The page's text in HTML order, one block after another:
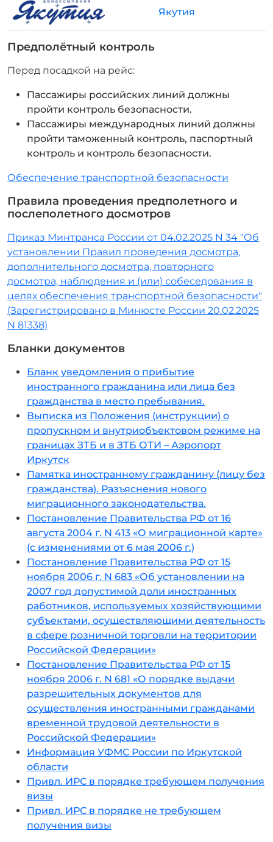
Якутия
Предполётный контроль
Перед посадкой на рейс:
Пассажиры российских линий должны
пройти контроль безопасности.
Пассажиры международных линий должны
пройти таможенный контроль, паспортный
контроль и контроль безопасности.
Обеспечение транспортной безопасности
Правилa проведения предполетного и
послеполетного досмотров
Приказ Минтранса России от 04.02.2025 N 34 "Об
установлении Правил проведения досмотра,
дополнительного досмотра, повторного
досмотра, наблюдения и (или) собеседования в
целях обеспечения транспортной безопасности"
(Зарегистрировано в Минюсте России 20.02.2025
N 81338)
Бланки документов
Бланк уведомления о прибытие
иностранного гражданина или лица без
гражданства в место пребывания.
Выписка из Положения (инструкции) о
пропускном и внутриобъектовом режиме на
границах ЗТБ и в ЗТБ ОТИ – Аэропорт
Иркутск
Памятка иностранному гражданину (лицу без
гражданства). Разъяснения нового
миграционного законодательства.
Постановление Правительства РФ от 16
августа 2004 г. N 413 «О миграционной карте»
(с изменениями от 6 мая 2006 г.)
Постановление Правительства РФ от 15
ноября 2006 г. N 683 «Об установлении на
2007 год допустимой доли иностранных
работников, используемых хозяйствующими
субъектами, осуществляющими деятельность
в сфере розничной торговли на территории
Российской Федерации»
Постановление Правительства РФ от 15
ноября 2006 г. N 681 «О порядке выдачи
разрешительных документов для
осуществления иностранными гражданами
временной трудовой деятельности в
Российской Федерации»
Информация УФМС России по Иркутской
области
Привл. ИРС в порядке требующем получения
визы
Привл. ИРС в порядке не требующем
получения визы